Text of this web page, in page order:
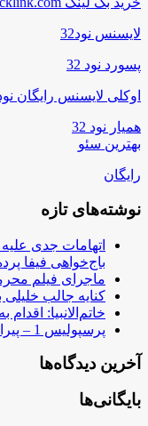
لایسنس نود32
پسورد نود 32
اوکلی لایسنس رایگان نود
همیار نود 32
بهترین سئو
رایگان
نوشته‌های تازه
اتهامات جدی علیه
باج‌خواهی فیفا
ماجرای فیلم
کنایه جالب
خاتم‌الانبیا:
پرسپولیس 1 – پیرامیدز 0: شکست قهرمان آفریقا!
آخرین دیدگاه‌ها
بایگانی‌ها